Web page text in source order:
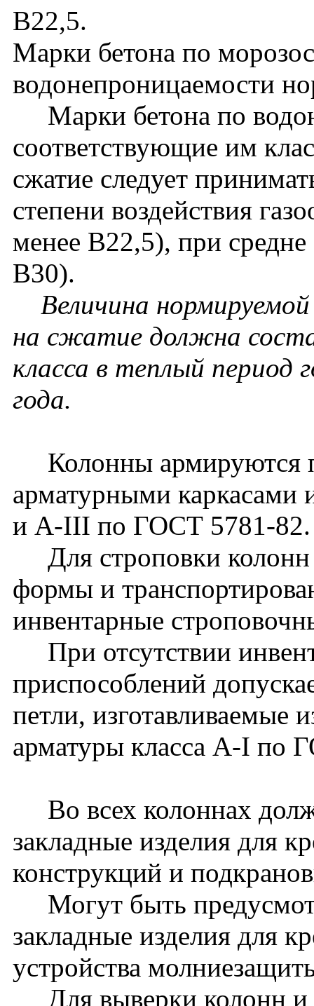
В22,5.
Марки бетона по
водонепроницаемости
Марки бетона по
соответствующие им
сжатие следует
степени воздействия
менее В22,5), при
В30).
Величина
на сжатие должна
класса в теплый период
года.
Колонны армируются
арматурными каркасами
и A-III по ГОСТ 5781-82.
Для строповки колонн
формы и
инвентарные
При отсутствии
приспособлений
петли, изготавливаемые
арматуры класса A-I по
Во всех колоннах
закладные изделия для
конструкций и
Могут быть
закладные изделия для
устройства
Для выверки колонн